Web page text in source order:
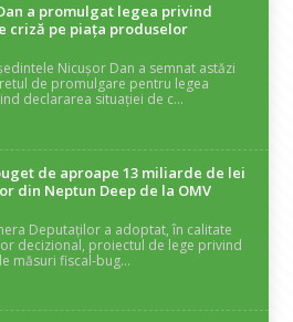
a promulgat legea privind
criză pe piaţa produselor
Nicușor Dan a semnat astăzi
de promulgare pentru legea
declararea situației de c...
de aproape 13 miliarde de lei
din Neptun Deep de la OMV
Deputaților a adoptat, în calitate
decizional, proiectul de lege privind
măsuri fiscal-bug...